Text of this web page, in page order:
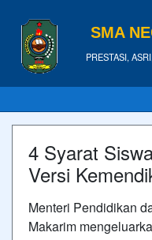
SMA
PRESTASI,
4 Syarat
Versi
Menteri Pendidikan
Makarim